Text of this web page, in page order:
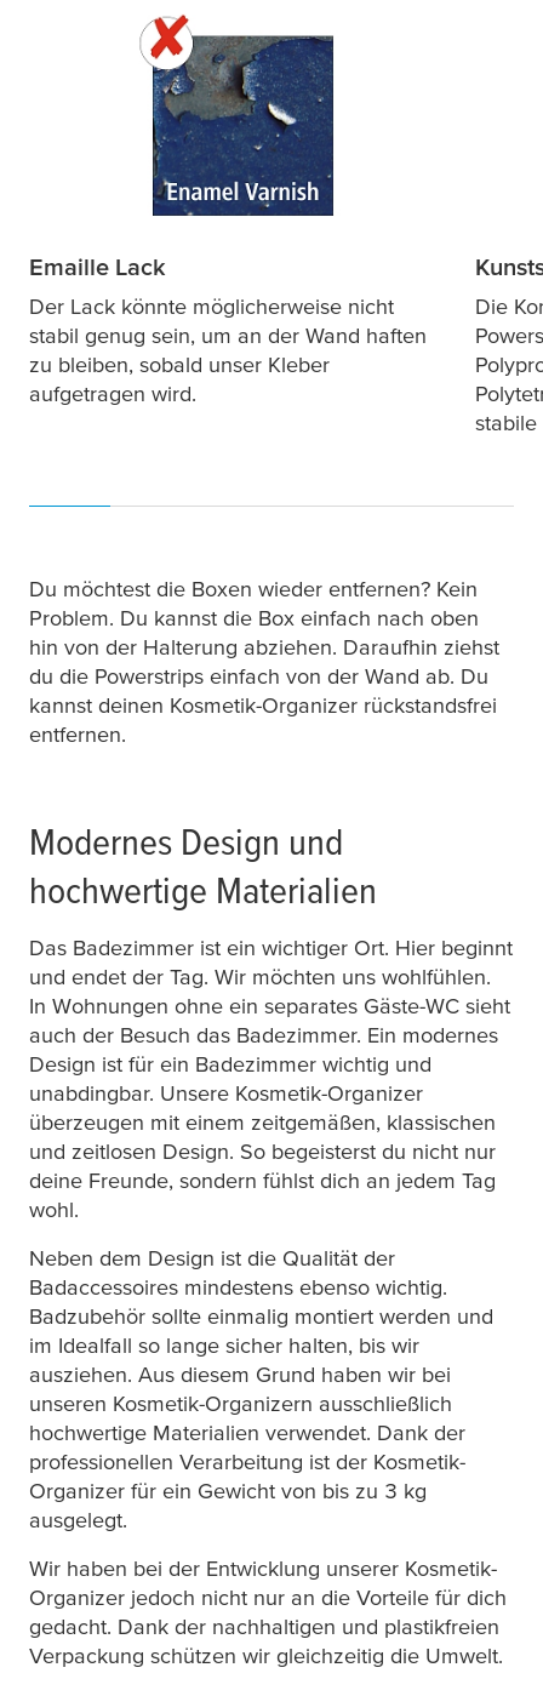
Emaille Lack
Der Lack könnte möglicherweise nicht
stabil genug sein, um an der Wand haften
zu bleiben, sobald unser Kleber
aufgetragen wird.
Die
Du möchtest die Boxen wieder entfernen? Kein
Problem. Du kannst die Box einfach nach oben
hin von der Halterung abziehen. Daraufhin ziehst
du die Powerstrips einfach von der Wand ab. Du
kannst deinen Kosmetik-Organizer rückstandsfrei
entfernen.
Modernes Design und
hochwertige Materialien
Das Badezimmer ist ein wichtiger Ort. Hier beginnt
und endet der Tag. Wir möchten uns wohlfühlen.
In Wohnungen ohne ein separates Gäste-WC sieht
auch der Besuch das Badezimmer. Ein modernes
Design ist für ein Badezimmer wichtig und
unabdingbar. Unsere Kosmetik-Organizer
überzeugen mit einem zeitgemäßen, klassischen
und zeitlosen Design. So begeisterst du nicht nur
deine Freunde, sondern fühlst dich an jedem Tag
wohl.
Neben dem Design ist die Qualität der
Badaccessoires mindestens ebenso wichtig.
Badzubehör sollte einmalig montiert werden und
im Idealfall so lange sicher halten, bis wir
ausziehen. Aus diesem Grund haben wir bei
unseren Kosmetik-Organizern ausschließlich
hochwertige Materialien verwendet. Dank der
professionellen Verarbeitung ist der Kosmetik-
Organizer für ein Gewicht von bis zu 3 kg
ausgelegt.
Wir haben bei der Entwicklung unserer Kosmetik-
Organizer jedoch nicht nur an die Vorteile für dich
gedacht. Dank der nachhaltigen und plastikfreien
Verpackung schützen wir gleichzeitig die Umwelt.